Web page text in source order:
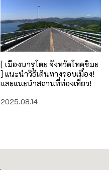
[ เมืองนารุโตะ จังหวัดโทคุชิมะ
] แนะนำวิธีเดินทางรอบเมือง!
และแนะนำสถานที่ท่องเที่ยว!
2025.08.14